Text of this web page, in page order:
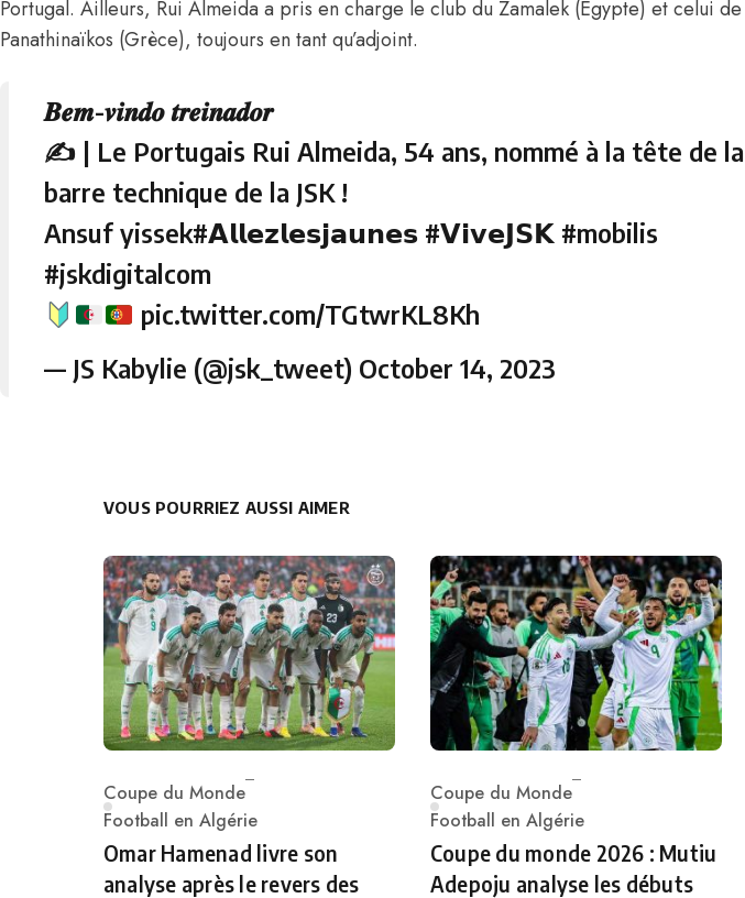
Portugal. Ailleurs, Rui Almeida a pris en charge le club du Zamalek (Egypte) et celui de
Panathinaïkos (Grèce), toujours en tant qu’adjoint.
𝑩𝒆𝒎-𝒗𝒊𝒏𝒅𝒐 𝒕𝒓𝒆𝒊𝒏𝒂𝒅𝒐𝒓
✍️ | Le Portugais Rui Almeida, 54 ans, nommé à la tête de la
barre technique de la JSK !
Ansuf yissek#𝗔𝗹𝗹𝗲𝘇𝗹𝗲𝘀𝗷𝗮𝘂𝗻𝗲𝘀 #𝗩𝗶𝘃𝗲𝗝𝗦𝗞 #mobilis
#jskdigitalcom
pic.twitter.com/TGtwrKL8Kh
— JS Kabylie (@jsk_tweet) October 14, 2023
VOUS POURRIEZ AUSSI AIMER
Category
Coupe du Monde
Football en Algérie
Omar Hamenad livre son
analyse après le revers des
Category
Coupe du Monde
Football en Algérie
Coupe du monde 2026 : Mutiu
Adepoju analyse les débuts